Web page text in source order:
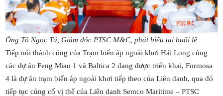
Ông Tô Ngọc Tú, Giám đốc PTSC M&C, phát biểu tại buổi lễ
Tiếp nối thành công của Trạm biến áp ngoài khơi Hải Long cùng
các dự án Feng Miao 1 và Baltica 2 đang được triển khai, Formosa
4 là dự án trạm biến áp ngoài khơi tiếp theo của Liên danh, qua đó
tiếp tục củng cố vị thế của Liên danh Semco Maritime – PTSC